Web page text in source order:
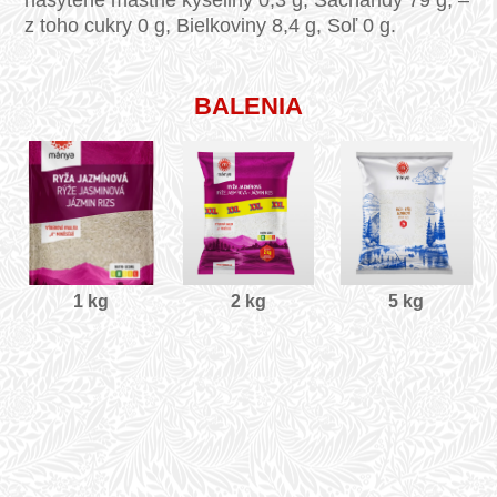
z toho cukry 0 g, Bielkoviny 8,4 g, Soľ 0 g.
BALENIA
1 kg 2 kg 5 kg